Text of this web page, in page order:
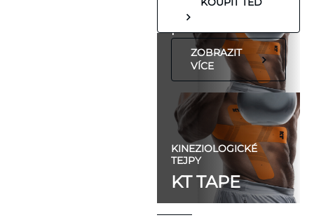
koleno, nebo
předloktí.
ZOBRAZIT
VÍCE
KINEZIOLOGICKÉ
TEJPY
KT TAPE